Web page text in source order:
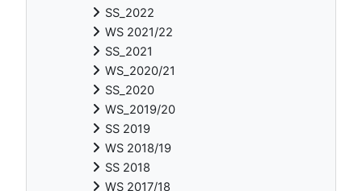
SS_2022
WS 2021/22
SS_2021
WS_2020/21
SS_2020
WS_2019/20
SS 2019
WS 2018/19
SS 2018
WS 2017/18